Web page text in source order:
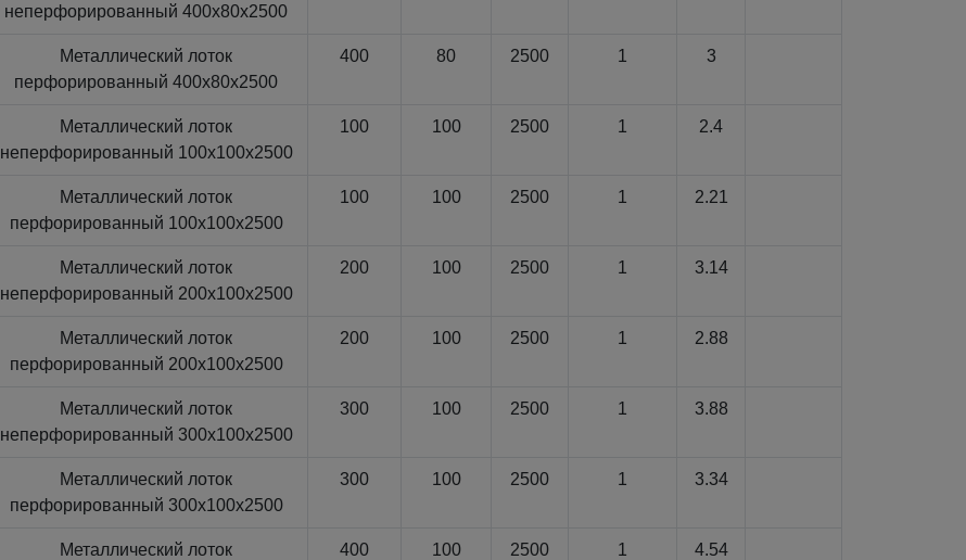
неперфорированный 400x80x2500
Металлический лоток
перфорированный 400x80x2500
400 80 2500 1 3
Металлический лоток
неперфорированный 100x100x2500
100 100 2500 1 2.4
Металлический лоток
перфорированный 100x100x2500
100 100 2500 1 2.21
Металлический лоток
неперфорированный 200x100x2500
200 100 2500 1 3.14
Металлический лоток
перфорированный 200x100x2500
200 100 2500 1 2.88
Металлический лоток
неперфорированный 300x100x2500
300 100 2500 1 3.88
Металлический лоток
перфорированный 300x100x2500
300 100 2500 1 3.34
Металлический лоток
400 100 2500 1 4.54